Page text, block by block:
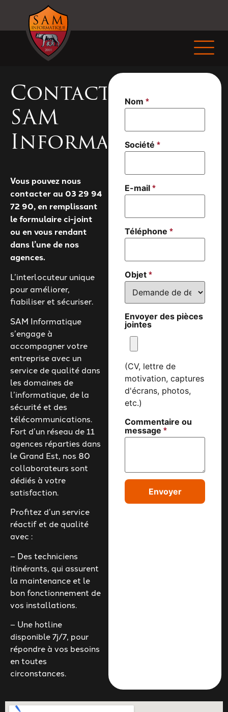
Contacter
SAM
Informatique
Vous pouvez nous
contacter au 03 29 94
72 90, en remplissant
le formulaire ci-joint
ou en vous rendant
dans l’une de nos
agences.
L’interlocuteur unique
pour améliorer,
fiabiliser et sécuriser.
SAM Informatique
s’engage à
accompagner votre
entreprise avec un
service de qualité dans
les domaines de
l’informatique, de la
sécurité et des
télécommunications.
Fort d’un réseau de 11
agences réparties dans
le Grand Est, nos 80
collaborateurs sont
dédiés à votre
satisfaction.
Profitez d’un service
réactif et de qualité
avec :
– Des techniciens
itinérants, qui assurent
la maintenance et le
bon fonctionnement de
vos installations.
– Une hotline
disponible 7j/7, pour
répondre à vos besoins
en toutes
circonstances.
* pièces
Commentaire
Nom*
Société*
E-mail*
Téléphone*
Objet*
Envoyer des pièces
jointes
(CV, lettre de
motivation, captures
d'écrans, photos,
etc.)
Commentaire ou
message*
Envoyer